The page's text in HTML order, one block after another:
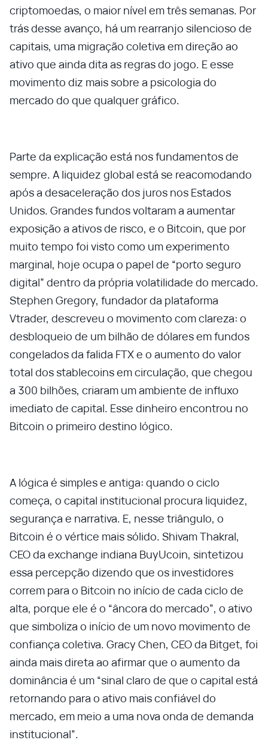
criptomoedas, o maior nível em três semanas. Por
trás desse avanço, há um rearranjo silencioso de
capitais, uma migração coletiva em direção ao
ativo que ainda dita as regras do jogo. E esse
movimento diz mais sobre a psicologia do
mercado do que qualquer gráfico.
Parte da explicação está nos fundamentos de
sempre. A liquidez global está se reacomodando
após a desaceleração dos juros nos Estados
Unidos. Grandes fundos voltaram a aumentar
exposição a ativos de risco, e o Bitcoin, que por
muito tempo foi visto como um experimento
marginal, hoje ocupa o papel de “porto seguro
digital” dentro da própria volatilidade do mercado.
Stephen Gregory, fundador da plataforma
Vtrader, descreveu o movimento com clareza: o
desbloqueio de um bilhão de dólares em fundos
congelados da falida FTX e o aumento do valor
total dos stablecoins em circulação, que chegou
a 300 bilhões, criaram um ambiente de influxo
imediato de capital. Esse dinheiro encontrou no
Bitcoin o primeiro destino lógico.
A lógica é simples e antiga: quando o ciclo
começa, o capital institucional procura liquidez,
segurança e narrativa. E, nesse triângulo, o
Bitcoin é o vértice mais sólido. Shivam Thakral,
CEO da exchange indiana BuyUcoin, sintetizou
essa percepção dizendo que os investidores
correm para o Bitcoin no início de cada ciclo de
alta, porque ele é o “âncora do mercado”, o ativo
que simboliza o início de um novo movimento de
confiança coletiva. Gracy Chen, CEO da Bitget, foi
ainda mais direta ao afirmar que o aumento da
dominância é um “sinal claro de que o capital está
retornando para o ativo mais confiável do
mercado, em meio a uma nova onda de demanda
institucional”.